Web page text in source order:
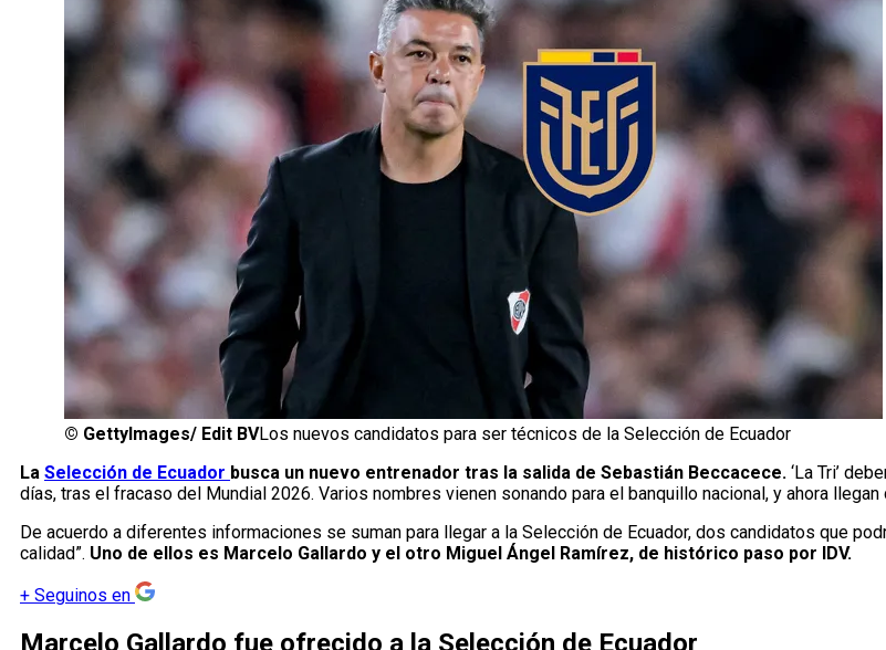
© GettyImages/ Edit BVLos nuevos candidatos para ser técnicos de la Selección de Ecuador
La Selección de Ecuador busca un nuevo entrenador tras la salida de Sebastián Beccacece. ‘La Tri’
días, tras el fracaso del Mundial 2026. Varios nombres vienen sonando para el banquillo nacional, y ahora
De acuerdo a diferentes informaciones se suman para llegar a la Selección de Ecuador, dos candidatos que
calidad”. Uno de ellos es Marcelo Gallardo y el otro Miguel Ángel Ramírez, de histórico paso por IDV.
+ Seguinos en
Marcelo Gallardo fue ofrecido a la Selección de Ecuador